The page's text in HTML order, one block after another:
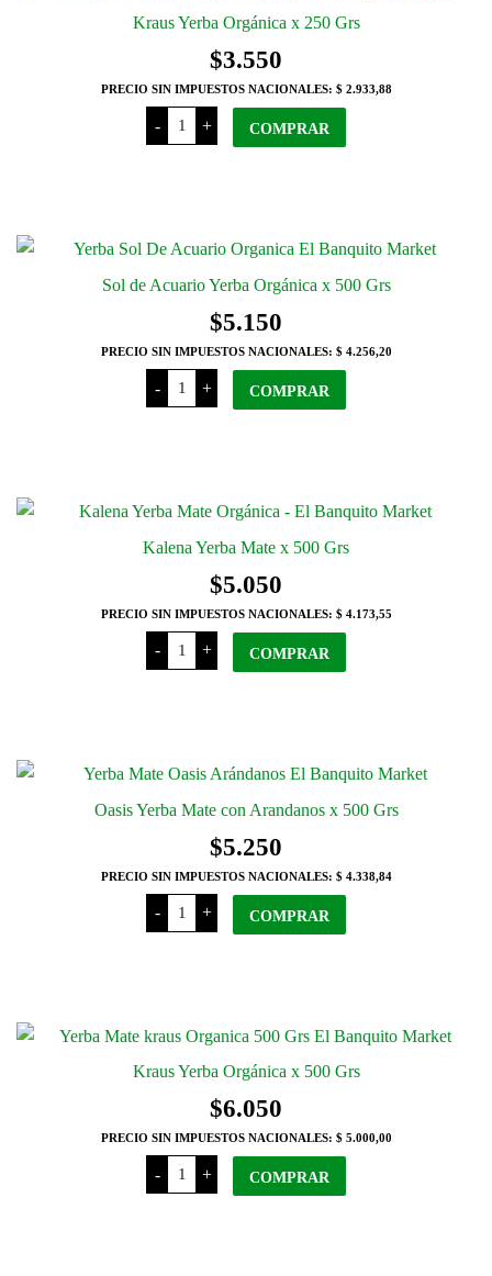
Kraus Yerba Orgánica x 250 Grs
$3.550
PRECIO SIN IMPUESTOS NACIONALES: $ 2.933,88
-
Kraus
Yerba
Orgánica
+ COMPRAR
Sol de Acuario Yerba Orgánica x 500 Grs
$5.150
PRECIO SIN IMPUESTOS NACIONALES: $ 4.256,20
-
Sol
de
Acuario
cantidad
+ COMPRAR
Kalena Yerba Mate x 500 Grs
$5.050
PRECIO SIN IMPUESTOS NACIONALES: $ 4.173,55
-
Kalena
Yerba
Mate
+ COMPRAR
Oasis Yerba Mate con Arandanos x 500 Grs
$5.250
PRECIO SIN IMPUESTOS NACIONALES: $ 4.338,84
-
Oasis
Yerba
Mate
cantidad
+ COMPRAR
Kraus Yerba Orgánica x 500 Grs
$6.050
PRECIO SIN IMPUESTOS NACIONALES: $ 5.000,00
-
Kraus
Yerba
Orgánica
+ COMPRAR